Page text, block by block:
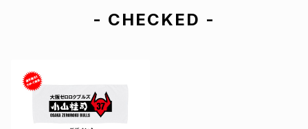
- CHECKED -